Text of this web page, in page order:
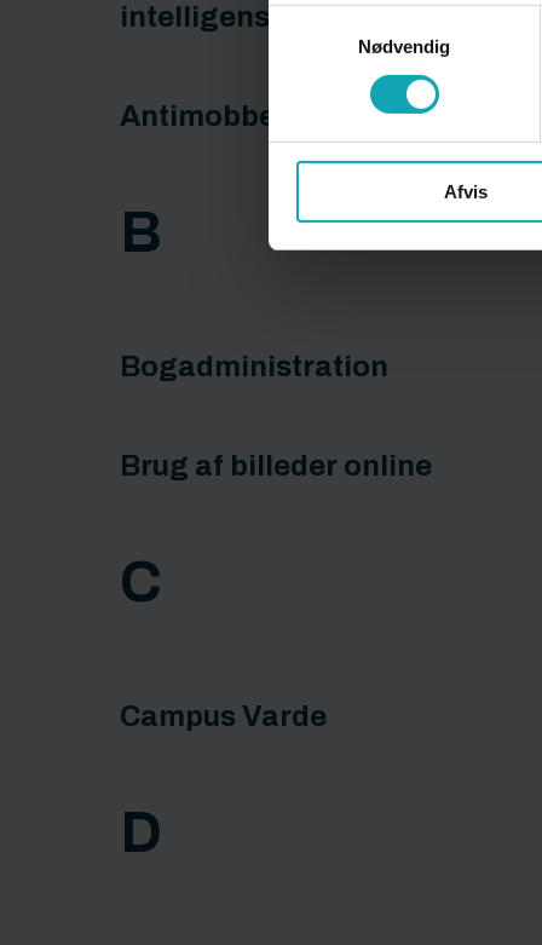
Samtykkevalg
Nødvendig
Afvis
intelligens
Antimobbestrategi
B
Bogadministration
Brug af billeder online
C
Campus Varde
D